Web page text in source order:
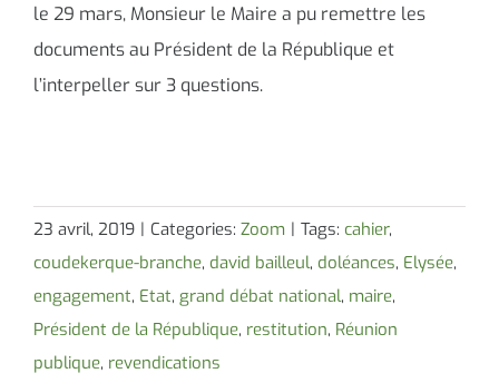
le 29 mars, Monsieur le Maire a pu remettre les
documents au Président de la République et
l’interpeller sur 3 questions.
23 avril, 2019 | Categories: Zoom | Tags: cahier,
coudekerque-branche, david bailleul, doléances, Elysée,
engagement, Etat, grand débat national, maire,
Président de la République, restitution, Réunion
publique, revendications